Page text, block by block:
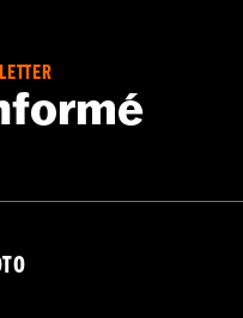
de nouveaux joints.